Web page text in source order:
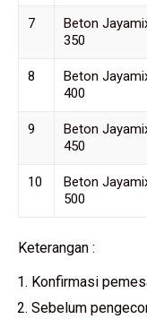
7
Beton
350
8
Beton
400
9
Beton
450
10
Beton
500
Keterangan :
Konfirmasi
Sebelum